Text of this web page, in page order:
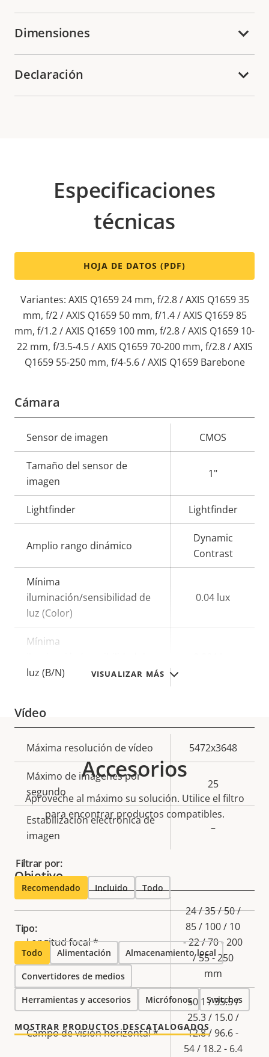
Dimensiones
Declaración
VISUALIZAR MÁS
Especificaciones
técnicas
HOJA DE DATOS (PDF)
Variantes: AXIS Q1659 24 mm, f/2.8 / AXIS Q1659 35
mm, f/2 / AXIS Q1659 50 mm, f/1.4 / AXIS Q1659 85
mm, f/1.2 / AXIS Q1659 100 mm, f/2.8 / AXIS Q1659 10-
22 mm, f/3.5-4.5 / AXIS Q1659 70-200 mm, f/2.8 / AXIS
Q1659 55-250 mm, f/4-5.6 / AXIS Q1659 Barebone
Cámara
Descripción
de
propiedad
la
propiedad
Sensor de imagen CMOS
Tamaño del sensor de
imagen
1"
Lightfinder Lightfinder
Amplio rango dinámico
Dynamic
Contrast
Mínima
iluminación/sensibilidad de
luz (Color)
0.04 lux
Mínima
luz (B/N)
Vídeo
Descripción
de
propiedad
Valor de
la
propiedad
Máxima resolución de vídeo 5472x3648
Máximo de imágenes por
segundo
25
Estabilización electrónica de
imagen
–
Objetivo
Descripción
de
propiedad
Valor de
propiedad
Longitud focal *
24 / 35 / 50 /
85 / 100 / 10
- 22 / 70 - 200
/ 55 - 250
mm
Campo de visión horizontal *
50.1 / 35.5 /
25.3 / 15.0 /
12.8 / 96.6 -
54 / 18.2 - 6.4
Accesorios
Aproveche al máximo su solución. Utilice el filtro
para encontrar productos compatibles.
Filtrar por:
Recomendado Incluido Todo
Tipo:
Todo Alimentación Almacenamiento local
Convertidores de medios
Herramientas y accesorios Micrófonos Switches
MOSTRAR PRODUCTOS DESCATALOGADOS